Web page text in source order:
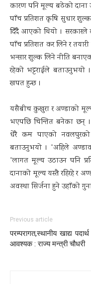
कारण पनि मूल्य बढेको दाना
पाँच प्रतिशत कृषि सुधार
दिँदै आएको थियो । सरकारले
पाँच प्रतिशत कर लिने र
भन्सार शुल्क लिने नीति
रहेको भट्टराईले बताउनुभयो
खपत हुन्छ ।
यसैबीच कुखुरा र अण्डाको
भएपछि चिन्तित बनेका छन्
धेरै कम पाएको
बताउनुभयो । “अहिले
“लागत मूल्य उठाउन पनि
दानाको मूल्य यस्तै रहिरहे र
अवस्था सिर्जना हुने उहाँको
Previous article
परम्परागत,स्थानीय खाद्य पदार्थ
आवश्यक : राज्य मन्त्री चौधरी